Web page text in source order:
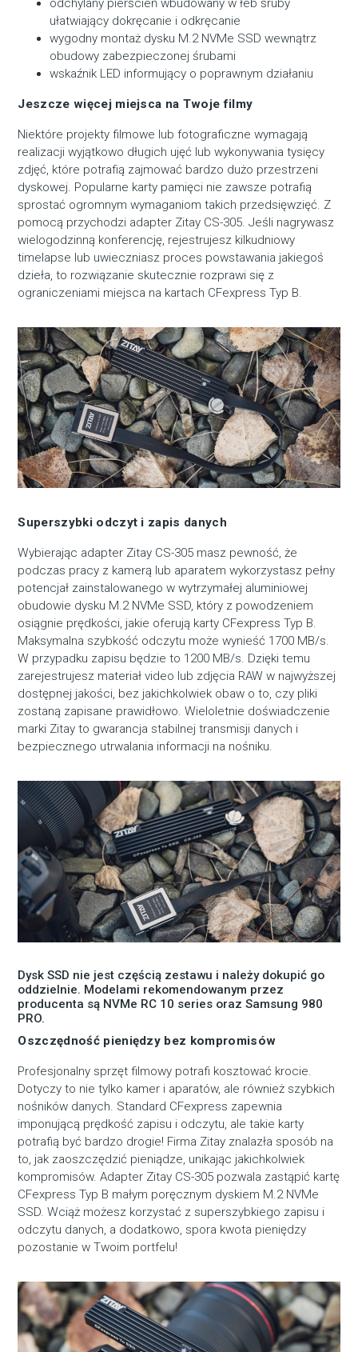
odchylany pierścień wbudowany w łeb śruby
ułatwiający dokręcanie i odkręcanie
wygodny montaż dysku M.2 NVMe SSD wewnątrz
obudowy zabezpieczonej śrubami
wskaźnik LED informujący o poprawnym działaniu
Jeszcze więcej miejsca na Twoje filmy
Niektóre projekty filmowe lub fotograficzne wymagają
realizacji wyjątkowo długich ujęć lub wykonywania tysięcy
zdjęć, które potrafią zajmować bardzo dużo przestrzeni
dyskowej. Popularne karty pamięci nie zawsze potrafią
sprostać ogromnym wymaganiom takich przedsięwzięć. Z
pomocą przychodzi adapter Zitay CS-305. Jeśli nagrywasz
wielogodzinną konferencję, rejestrujesz kilkudniowy
timelapse lub uwieczniasz proces powstawania jakiegoś
dzieła, to rozwiązanie skutecznie rozprawi się z
ograniczeniami miejsca na kartach CFexpress Typ B.
Superszybki odczyt i zapis danych
Wybierając adapter Zitay CS-305 masz pewność, że
podczas pracy z kamerą lub aparatem wykorzystasz pełny
potencjał zainstalowanego w wytrzymałej aluminiowej
obudowie dysku M.2 NVMe SSD, który z powodzeniem
osiągnie prędkości, jakie oferują karty CFexpress Typ B.
Maksymalna szybkość odczytu może wynieść 1700 MB/s.
W przypadku zapisu będzie to 1200 MB/s. Dzięki temu
zarejestrujesz materiał video lub zdjęcia RAW w najwyższej
dostępnej jakości, bez jakichkolwiek obaw o to, czy pliki
zostaną zapisane prawidłowo. Wieloletnie doświadczenie
marki Zitay to gwarancja stabilnej transmisji danych i
bezpiecznego utrwalania informacji na nośniku.
Dysk SSD nie jest częścią zestawu i należy dokupić go
oddzielnie. Modelami rekomendowanym przez
producenta są NVMe RC 10 series oraz Samsung 980
PRO.
Oszczędność pieniędzy bez kompromisów
Profesjonalny sprzęt filmowy potrafi kosztować krocie.
Dotyczy to nie tylko kamer i aparatów, ale również szybkich
nośników danych. Standard CFexpress zapewnia
imponującą prędkość zapisu i odczytu, ale takie karty
potrafią być bardzo drogie! Firma Zitay znalazła sposób na
to, jak zaoszczędzić pieniądze, unikając jakichkolwiek
kompromisów. Adapter Zitay CS-305 pozwala zastąpić kartę
CFexpress Typ B małym poręcznym dyskiem M.2 NVMe
SSD. Wciąż możesz korzystać z superszybkiego zapisu i
odczytu danych, a dodatkowo, spora kwota pieniędzy
pozostanie w Twoim portfelu!